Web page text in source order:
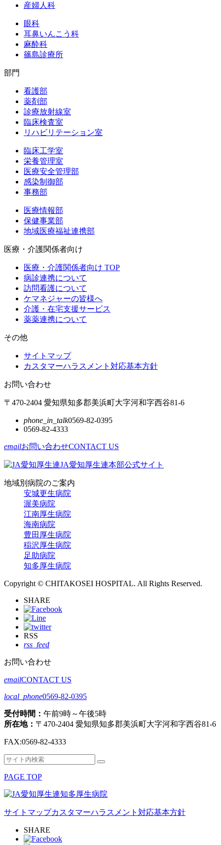
産婦人科
眼科
耳鼻いんこう科
麻酔科
篠島診療所
部門
看護部
薬剤部
診療放射線室
臨床検査室
リハビリテーション室
臨床工学室
栄養管理室
医療安全管理部
感染制御部
事務部
医療情報部
保健事業部
地域医療福祉連携部
医療・介護関係者向け
医療・介護関係者向け TOP
病診連携について
訪問看護について
ケマネジャーの皆様へ
介護・在宅支援サービス
薬薬連携について
その他
サイトマップ
カスタマーハラスメント対応基本方針
お問い合わせ
〒470-2404 愛知県知多郡美浜町大字河和字西谷81-6
phone_in_talk0569-82-0395
0569-82-4333
emailお問い合わせCONTACT US
JA愛知厚生連本部公式サイト
地域別病院のご案内
安城更生病院
渥美病院
江南厚生病院
海南病院
豊田厚生病院
稲沢厚生病院
足助病院
知多厚生病院
Copyright © CHITAKOSEI HOSPITAL. All Rights Reserved.
SHARE
RSS
rss_feed
お問い合わせ
emailCONTACT US
local_phone0569-82-0395
受付時間： 午前9時～午後5時
所在地： 〒470-2404 愛知県知多郡美浜町大字河和字西谷81-6
FAX:0569-82-4333
検
対
象:
検
PAGE TOP
サイトマップカスタマーハラスメント対応基本方針
SHARE